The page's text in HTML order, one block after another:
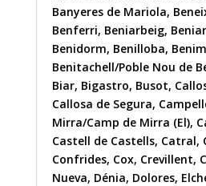
Banyeres de Mariola,
Benferri, Beniarbeig,
Benidorm, Benilloba,
Benitachell/Poble Nou de
Biar, Bigastro, Busot,
Callosa de Segura,
Mirra/Camp de Mirra (El),
Castell de Castells, Catral,
Confrides, Cox, Crevillent,
Nueva, Dénia, Dolores,